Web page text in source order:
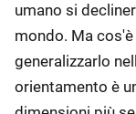
umano si
mondo. Ma
generalizzarlo
orientamento è